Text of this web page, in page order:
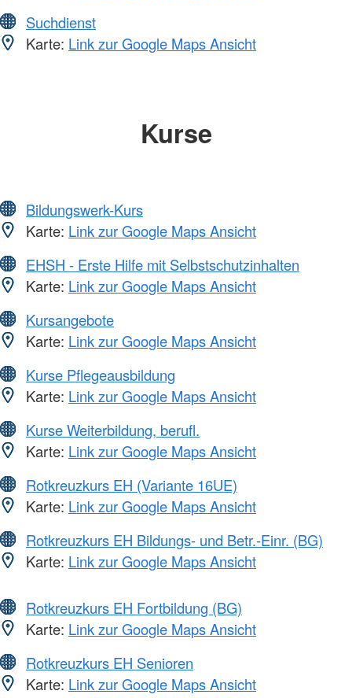
Suchdienst
Karte: Link zur Google Maps Ansicht
Kurse
Bildungswerk-Kurs
Karte: Link zur Google Maps Ansicht
EHSH - Erste Hilfe mit Selbstschutzinhalten
Karte: Link zur Google Maps Ansicht
Kursangebote
Karte: Link zur Google Maps Ansicht
Kurse Pflegeausbildung
Karte: Link zur Google Maps Ansicht
Kurse Weiterbildung, berufl.
Karte: Link zur Google Maps Ansicht
Rotkreuzkurs EH (Variante 16UE)
Karte: Link zur Google Maps Ansicht
Rotkreuzkurs EH Bildungs- und Betr.-Einr. (BG)
Karte: Link zur Google Maps Ansicht
Rotkreuzkurs EH Fortbildung (BG)
Karte: Link zur Google Maps Ansicht
Rotkreuzkurs EH Senioren
Karte: Link zur Google Maps Ansicht